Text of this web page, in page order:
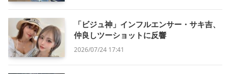
「ビジュ神」インフルエンサー・サキ吉、
仲良しツーショットに反響
2026/07/24 17:41